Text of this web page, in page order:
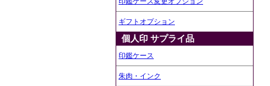
ギフトオプション
個人印 サプライ品
印鑑ケース
朱肉・インク